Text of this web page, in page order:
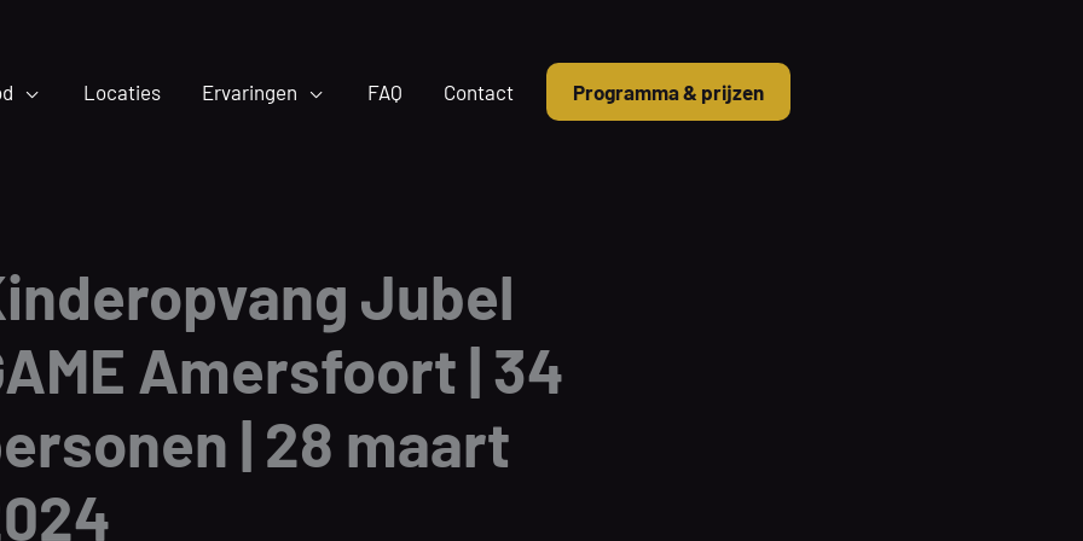
Locaties Ervaringen FAQ Contact Programma & prijzen
Jubel
Amersfoort | 34
| 28 maart